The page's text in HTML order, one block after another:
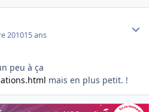
201015 ans
peu à ça
mais en plus petit. !